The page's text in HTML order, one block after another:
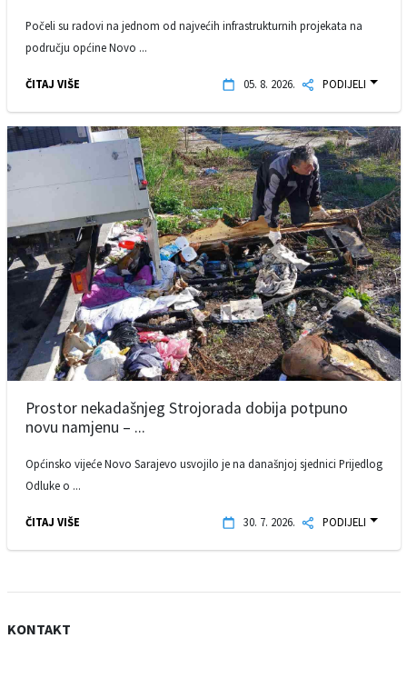
Počeli su radovi na jednom od najvećih infrastrukturnih projekata na
području općine Novo ...
ČITAJ VIŠE 05. 8. 2026. PODIJELI
Prostor nekadašnjeg Strojorada dobija potpuno
novu namjenu – ...
Općinsko vijeće Novo Sarajevo usvojilo je na današnjoj sjednici Prijedlog
Odluke o ...
ČITAJ VIŠE 30. 7. 2026. PODIJELI
KONTAKT